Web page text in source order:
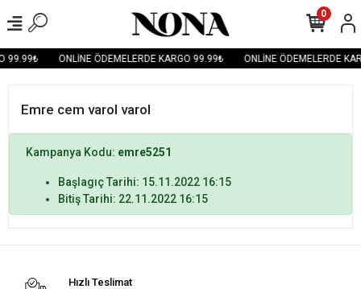
99.99₺ ONLİNE ÖDEMELERDE KARGO 99.99₺ ONLİNE ÖDEMELERDE
0
Emre cem varol varol
Kampanya Kodu: emre5251
Başlagıç Tarihi: 15.11.2022 16:15
Bitiş Tarihi: 22.11.2022 16:15
Hızlı Teslimat